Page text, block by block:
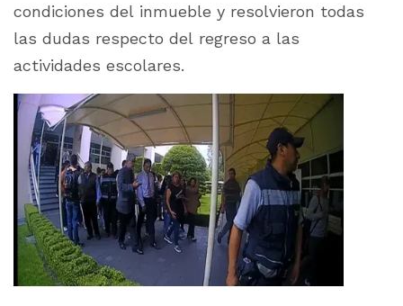
condiciones del inmueble y resolvieron todas
las dudas respecto del regreso a las
actividades escolares.